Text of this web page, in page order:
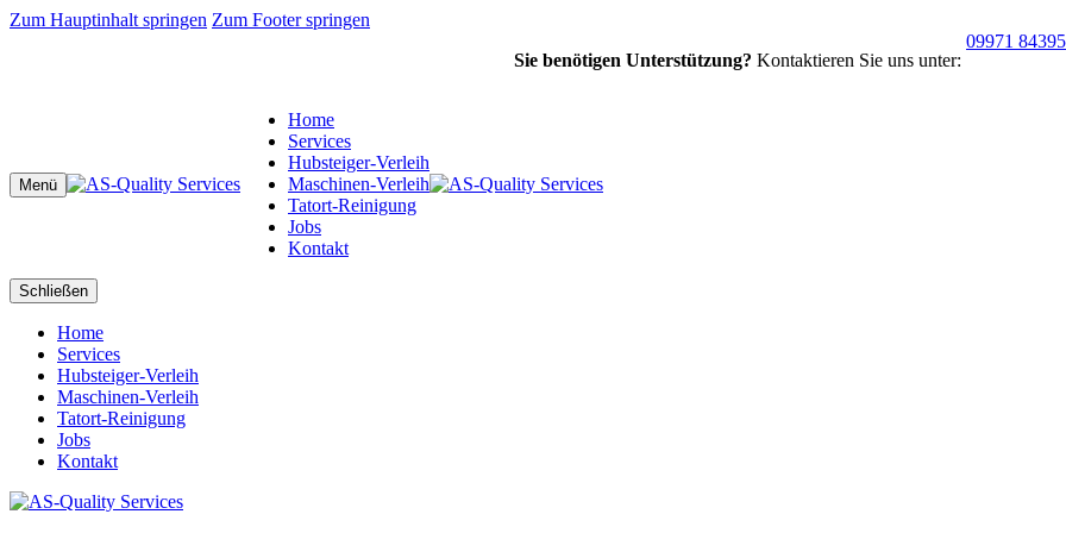
Zum Hauptinhalt springen Zum Footer springen
Sie benötigen Unterstützung? Kontaktieren Sie uns unter:
09971
Menü
Home
Services
Hubsteiger-Verleih
Maschinen-Verleih
Tatort-Reinigung
Jobs
Kontakt
Schließen
Home
Services
Hubsteiger-Verleih
Maschinen-Verleih
Tatort-Reinigung
Jobs
Kontakt